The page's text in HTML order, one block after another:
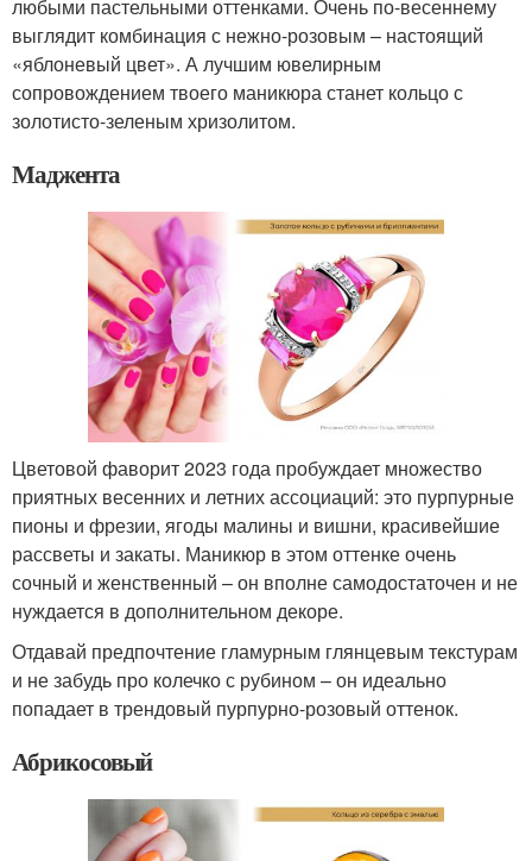
любыми пастельными оттенками. Очень по-весеннему
выглядит комбинация с нежно-розовым – настоящий
«яблоневый цвет». А лучшим ювелирным
сопровождением твоего маникюра станет кольцо с
золотисто-зеленым хризолитом.
Маджента
Цветовой фаворит 2023 года пробуждает множество
приятных весенних и летних ассоциаций: это пурпурные
пионы и фрезии, ягоды малины и вишни, красивейшие
рассветы и закаты. Маникюр в этом оттенке очень
сочный и женственный – он вполне самодостаточен и не
нуждается в дополнительном декоре.
Отдавай предпочтение гламурным глянцевым текстурам
и не забудь про колечко с рубином – он идеально
попадает в трендовый пурпурно-розовый оттенок.
Абрикосовый